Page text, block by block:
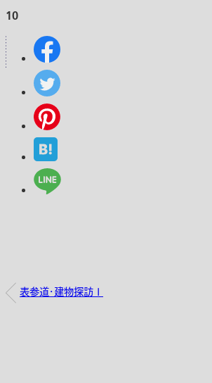
10
表参道・建物探訪Ⅰ